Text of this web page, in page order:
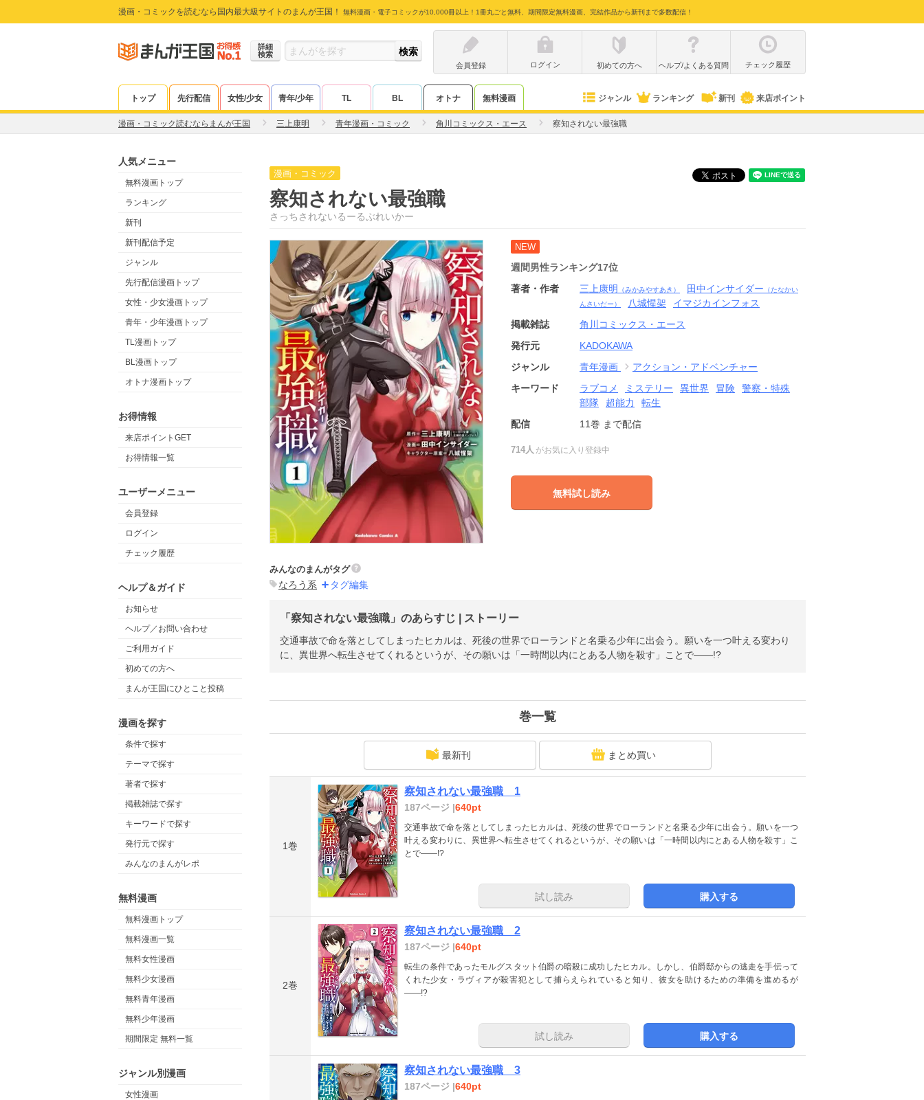
漫画・コミックを読むなら国内最大級サイトのまんが王国！ 無料漫画・電子コミックが10,000冊以上！1冊丸ごと無料、期間限定無料漫画、完結作品から新刊まで多数配信！
詳細
検索
会員登録
ログイン 初めての方へ ヘルプ/よくある質問 チェック履歴
トップ 先行配信 女性/少女 青年/少年 TL BL オトナ 無料漫画 ジャンル ランキング 新刊 来店ポイント
漫画・コミック読むならまんが王国 三上康明 青年漫画・コミック 角川コミックス・エース 察知されない最強職
人気メニュー
無料漫画トップ
ランキング
新刊
新刊配信予定
ジャンル
先行配信漫画トップ
女性・少女漫画トップ
青年・少年漫画トップ
TL漫画トップ
BL漫画トップ
オトナ漫画トップ
お得情報
来店ポイントGET
お得情報一覧
ユーザーメニュー
会員登録
ログイン
チェック履歴
ヘルプ＆ガイド
お知らせ
ヘルプ／お問い合わせ
ご利用ガイド
初めての方へ
まんが王国にひとこと投稿
漫画を探す
条件で探す
テーマで探す
著者で探す
掲載雑誌で探す
キーワードで探す
発行元で探す
みんなのまんがレポ
無料漫画
無料漫画トップ
無料漫画一覧
無料女性漫画
無料少女漫画
無料青年漫画
無料少年漫画
期間限定 無料一覧
ジャンル別漫画
女性漫画
漫画・コミック
察知されない最強職
さっちされないるーるぶれいかー
NEW
週間男性ランキング17位
著者・作者
三上康明 （みかみやすあき） 田中インサイダー （たなかい
んさいだー）
八城惺架
イマジカインフォス
掲載雑誌
角川コミックス・エース
発行元
KADOKAWA
ジャンル
青年漫画
アクション・アドベンチャー
キーワード
ラブコメ ミステリー 異世界 冒険
警察・特殊
部隊
超能力
転生
配信
11巻 まで配信
714人 がお気に入り登録中
無料試し読み
みんなのまんがタグ
なろう系 タグ編集
「察知されない最強職」のあらすじ | ストーリー
交通事故で命を落としてしまったヒカルは、死後の世界でローランドと名乗る少年に出会う。願いを一つ叶える変わり
に、異世界へ転生させてくれるというが、その願いは「一時間以内にとある人物を殺す」ことで――!?
巻一覧
最新刊 まとめ買い
1巻
察知されない最強職 1
187ページ |640pt
交通事故で命を落としてしまったヒカルは、死後の世界でローランドと名乗る少年に出会う。願いを一つ
叶える変わりに、異世界へ転生させてくれるというが、その願いは「一時間以内にとある人物を殺す」こ
とで――!?
試し読み 購入する
2巻
察知されない最強職 2
187ページ |640pt
転生の条件であったモルグスタット伯爵の暗殺に成功したヒカル。しかし、伯爵邸からの逃走を手伝って
くれた少女・ラヴィアが殺害犯として捕らえられていると知り、彼女を助けるための準備を進めるが
――!?
試し読み 購入する
察知されない最強職 3
187ページ |640pt